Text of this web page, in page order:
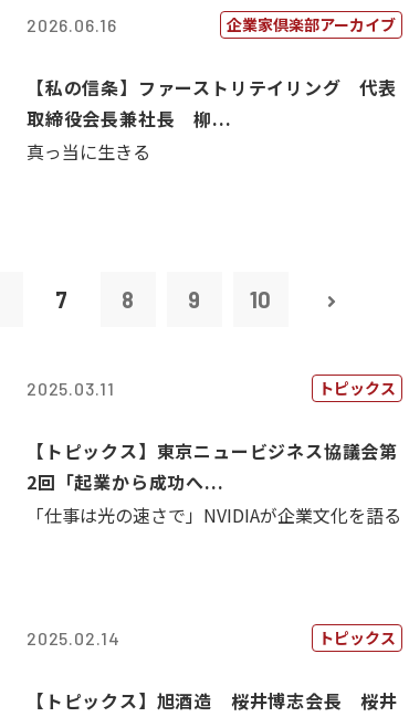
2026.06.16 企業家倶楽部アーカイブ
【私の信条】ファーストリテイリング 代表
取締役会長兼社長 柳...
真っ当に生きる
7 8 9 10
2025.03.11 トピックス
【トピックス】東京ニュービジネス協議会第
2回「起業から成功へ...
「仕事は光の速さで」NVIDIAが企業文化を語る
2025.02.14 トピックス
【トピックス】旭酒造 桜井博志会長 桜井